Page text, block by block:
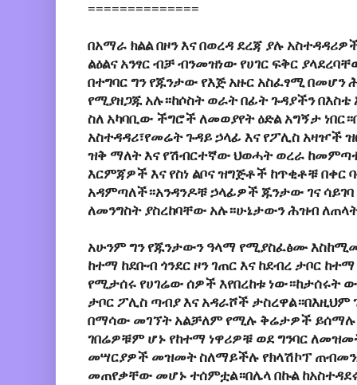
==============
በአማራ ክልል በዞን እና በወረዳ ደረጃ ያሉ
ልዕልና አንፃር ብቻ ብንመዝነው የሀገር ፍቅር
በተግባር ግን የጁንታው የእጅ አዙር አስፈፃሚ በመሆን
የሚያዘጋጁ አሉ።ከሶስት ወራት በፊት ጉዳያችን በእስቴ
ስለ አካባቢው ችግሮች ለመወያየት ዕድል አግኝታ
አስተዳዳሪ፣የመሬት ጉዳይ ኃላፊ እና የፖሊስ አዛዦች
ዝቅ ማለት እና የሽብርተኛው ህወሓት ወረራ
እርምጃዎች እና የስነ ልቦና ዝግጅቶች ከጥቂቶቹ በቀር
አዳምጣለች።አንዳንዶቹ ኃላፊዎች ጁንታው ገና
ለመንግስት ያስረከባቸው አሉ።ሁኔታውን ሕዝብ
አሁንም ግን የጁንታውን ዓላማ የሚያስፈፅሙ
ከተማ ከደቡብ ጎንደር ዞን ገጠር እና ከደብረ ታቦር
የሚታሰሩ የሀገሬው ሰዎች እየበረከቱ ነው።ከታሰሩት
ታቦር ፖሊስ ጣብያ እና አዳራሾች
በማሳው መገኘት አልቻለም የሚሉ ቅሬታዎች
ገበሬዎቹም ሆኑ የከተማ ነዋሪዎቹ ወደ ግንባር
መሣርያዎች መዝመት ስለማይችሉ የክላሽኮፕ
መጠየቃቸው መሆኑ ተሰምቷል።በሌላ በኩል